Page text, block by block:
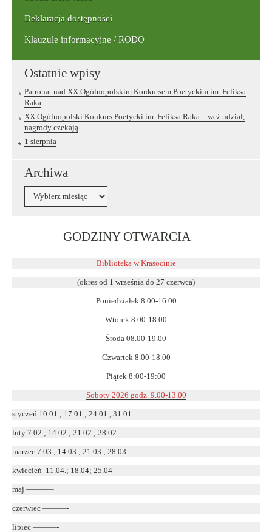
Deklaracja dostępności
Klauzule informacyjne / RODO
Ostatnie wpisy
Patronat nad XX Ogólnopolskim Konkursem Poetyckim im. Feliksa
Raka
XX Ogólnopolski Konkurs Poetycki im. Feliksa Raka – weź udział,
nagrody czekają
1 sierpnia
Archiwa
GODZINY OTWARCIA
w
Biblioteka w Krasocinie
(okres od 1 września do 27 czerwca)
Poniedziałek 8.00-16.00
Wtorek 8.00-18.00
Środa 08.00-19.00
Czwartek 8.00-18.00
Piątek 8:00-19:00
Soboty 2026 godz. 9.00-13.00
styczeń 10.01.; 17.01.; 24.01., 31.01
luty 7.02.; 14.02.; 21.02.; 28.02
marzec 7.03.; 14.03.; 21.03.; 28.03
kwiecień 11.04.; 18.04; 25.04
maj ———–
czerwiec ———-
lipiec ———-